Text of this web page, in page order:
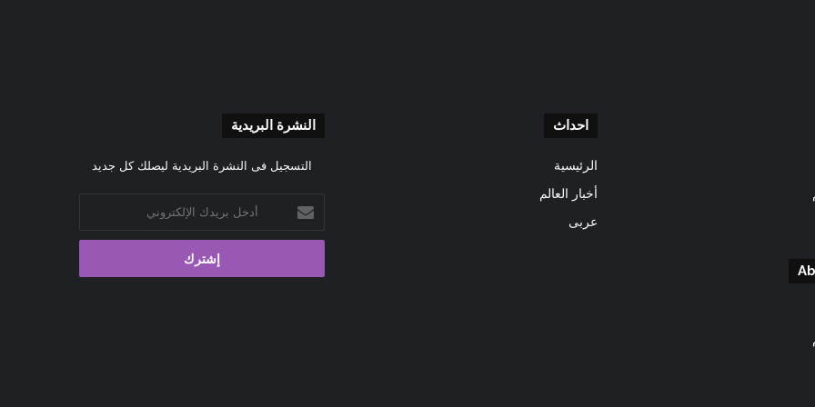
احداث
الرئيسية
أخبار العالم
عربى
النشرة البريدية
التسجيل فى النشرة البريدية ليصلك كل جديد
بريدك
الإلكتروني